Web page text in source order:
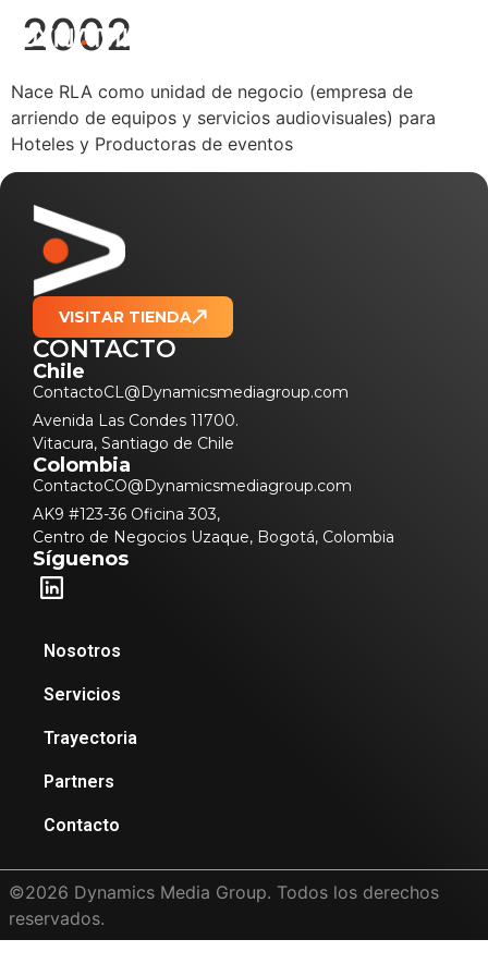
2002
Nace RLA como unidad de negocio (empresa de
arriendo de equipos y servicios audiovisuales) para
Hoteles y Productoras de eventos
CONTACTO
Chile
ContactoCL@Dynamicsmediagroup.com
Avenida Las Condes 11700.
Vitacura, Santiago de Chile
Colombia
ContactoCO@Dynamicsmediagroup.com
AK9 #123-36 Oficina 303,
Centro de Negocios Uzaque, Bogotá, Colombia
Síguenos
VISITAR TIENDA
Nosotros
Servicios
Trayectoria
Partners
Contacto
©2026 Dynamics Media Group. Todos los derechos
reservados.